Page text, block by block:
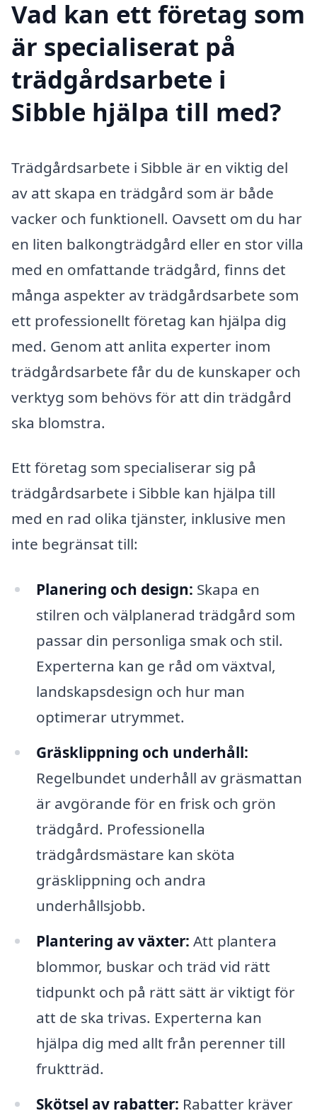
Vad kan ett företag som
är specialiserat på
trädgårdsarbete i
Sibble hjälpa till med?
Trädgårdsarbete i Sibble är en viktig del
av att skapa en trädgård som är både
vacker och funktionell. Oavsett om du har
en liten balkongträdgård eller en stor villa
med en omfattande trädgård, finns det
många aspekter av trädgårdsarbete som
ett professionellt företag kan hjälpa dig
med. Genom att anlita experter inom
trädgårdsarbete får du de kunskaper och
verktyg som behövs för att din trädgård
ska blomstra.
Ett företag som specialiserar sig på
trädgårdsarbete i Sibble kan hjälpa till
med en rad olika tjänster, inklusive men
inte begränsat till:
Planering och design: Skapa en
stilren och välplanerad trädgård som
passar din personliga smak och stil.
Experterna kan ge råd om växtval,
landskapsdesign och hur man
optimerar utrymmet.
Gräsklippning och underhåll:
Regelbundet underhåll av gräsmattan
är avgörande för en frisk och grön
trädgård. Professionella
trädgårdsmästare kan sköta
gräsklippning och andra
underhållsjobb.
Plantering av växter: Att plantera
blommor, buskar och träd vid rätt
tidpunkt och på rätt sätt är viktigt för
att de ska trivas. Experterna kan
hjälpa dig med allt från perenner till
fruktträd.
Skötsel av rabatter: Rabatter kräver